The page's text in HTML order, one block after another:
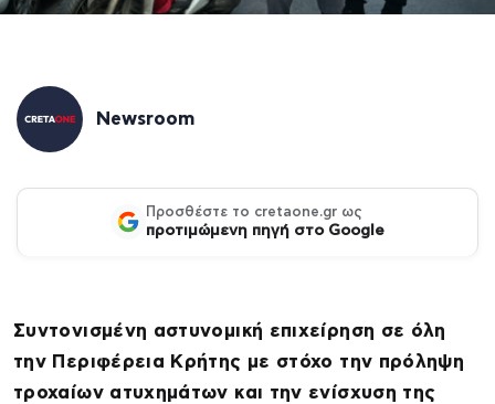
Newsroom
Προσθέστε το cretaone.gr ως
προτιμώμενη πηγή στο Google
Συντονισμένη αστυνομική επιχείρηση σε όλη
την Περιφέρεια Κρήτης με στόχο την πρόληψη
τροχαίων ατυχημάτων και την ενίσχυση της